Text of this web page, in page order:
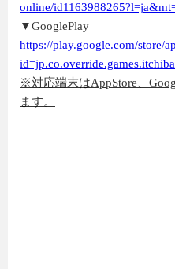
online/
▼GooglePlay
https://play.google.com/store/
※対応端末はAppStore、
ます。